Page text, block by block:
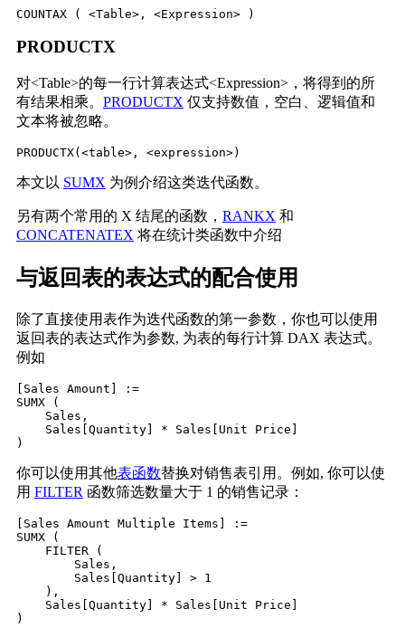
COUNTAX ( <Table>, <Expression> )
PRODUCTX
对<Table>的每一行计算表达式<Expression>，将得到的所
有结果相乘。 PRODUCTX 仅支持数值，空白、逻辑值和
文本将被忽略。
PRODUCTX(<table>, <expression>)
本文以 SUMX 为例介绍这类迭代函数。
另有两个常用的 X 结尾的函数， RANKX 和
CONCATENATEX 将在统计类函数中介绍
与返回表的表达式的配合使用
除了直接使用表作为迭代函数的第一参数，你也可以使用
返回表的表达式作为参数, 为表的每行计算 DAX 表达式。
例如
[Sales Amount] :=
SUMX (
    Sales,
    Sales[Quantity] * Sales[Unit Price]
你可以使用其他表函数替换对销售表引用。例如, 你可以使
用 FILTER 函数筛选数量大于 1 的销售记录：
[Sales Amount Multiple Items] :=
SUMX (
    FILTER (
        Sales,
        Sales[Quantity] > 1
    ),
    Sales[Quantity] * Sales[Unit Price]